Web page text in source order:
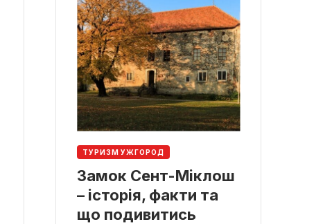
ТУРИЗМ УЖГОРОД
Замок Сент-Міклош
– історія, факти та
що подивитись